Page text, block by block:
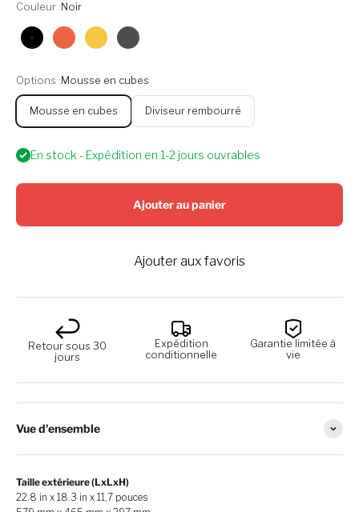
Couleur : Noir
Noir OrangeJauneGraphite
Options : Mousse en cubes
Mousse en cubes Diviseur rembourré
En stock - Expédition en 1-2 jours ouvrables
Ajouter au panier
Ajouter aux favoris
Retour sous 30
jours
Expédition
conditionnelle
Garantie limitée à
vie
Vue d'ensemble
Taille extérieure (LxLxH)
22.8 in x 18.3 in x 11,7 pouces